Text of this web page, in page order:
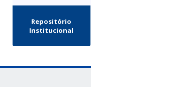
Repositório
Institucional